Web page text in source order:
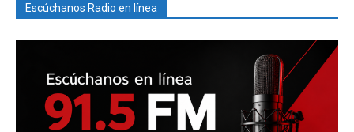
Escúchanos Radio en línea